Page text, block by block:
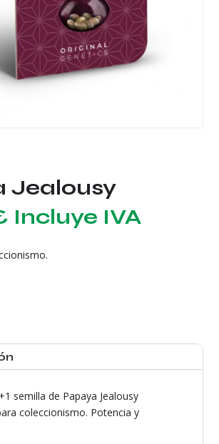
Jealousy
Incluye IVA
semilla de Papaya Jealousy
coleccionismo. Potencia y